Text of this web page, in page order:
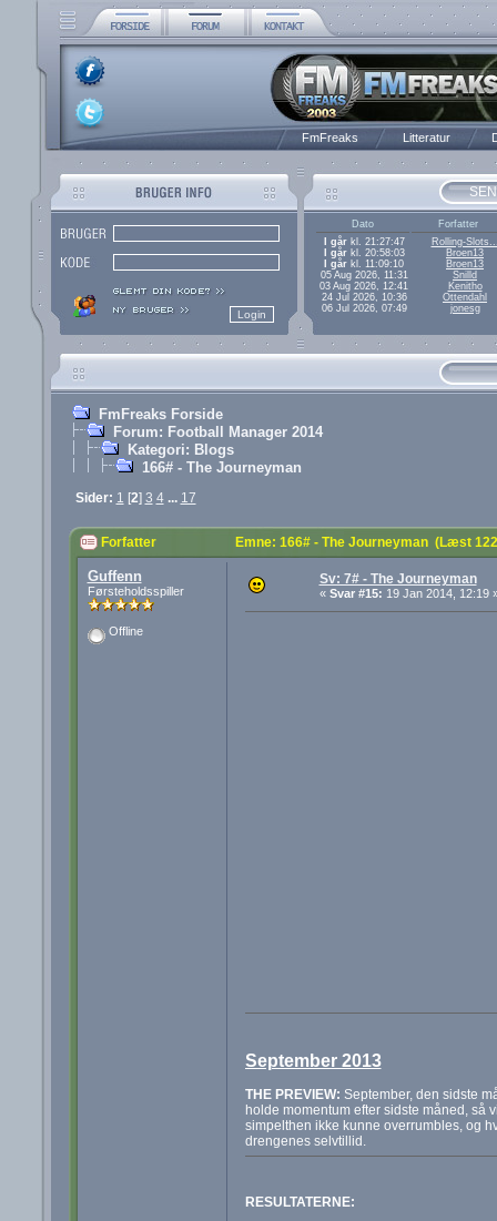
FmFreaks Litteratur
Dato
Forfatter
I gårkl. 21:27:47
Rolling-
I gårkl. 20:58:03
Broen13
I går kl. 11:09:10
Broen13
05 Aug 2026, 11:31
Snilld
03 Aug 2026, 12:41
Kenitho
24 Jul 2026, 10:36
Ottendahl
06 Jul 2026, 07:49
jonesg
FmFreaks Forside
Forum: Football Manager 2014
Kategori: Blogs
166# - The Journeyman
Sider: 1 [2] 3 4 ... 17
Forfatter Emne: 166# - The Journeyman (Læst
Guffenn
Førsteholdsspiller
Offline
Sv: 7# - The Journeyman
« Svar #15: 19 Jan 2014, 12:19
September 2013
THE PREVIEW: September, den sidste
holde momentum efter sidste måned, så
simpelthen ikke kunne overrumbles, og
drengenes selvtillid.
RESULTATERNE: